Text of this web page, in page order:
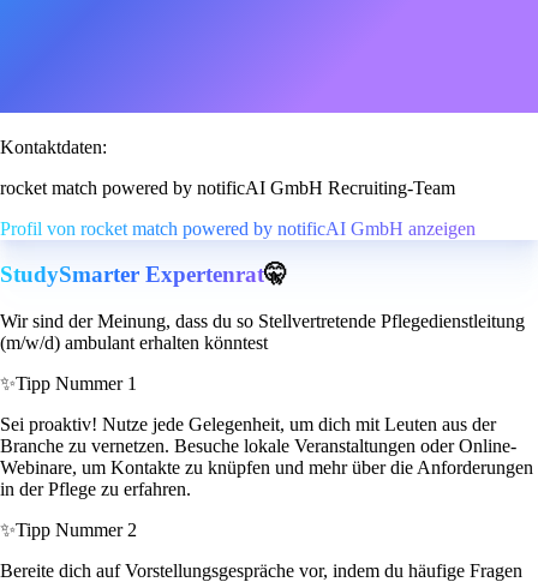
Kontaktdaten:
rocket match powered by notificAI GmbH Recruiting-Team
Profil von rocket match powered by notificAI GmbH anzeigen
StudySmarter Expertenrat🤫
Wir sind der Meinung, dass du so Stellvertretende Pflegedienstleitung
(m/w/d) ambulant erhalten könntest
✨Tipp Nummer 1
Sei proaktiv! Nutze jede Gelegenheit, um dich mit Leuten aus der
Branche zu vernetzen. Besuche lokale Veranstaltungen oder Online-
Webinare, um Kontakte zu knüpfen und mehr über die Anforderungen
in der Pflege zu erfahren.
✨Tipp Nummer 2
Bereite dich auf Vorstellungsgespräche vor, indem du häufige Fragen